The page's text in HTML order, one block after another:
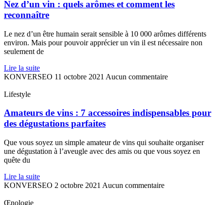
Nez d’un vin : quels arômes et comment les
reconnaître
Le nez d’un être humain serait sensible à 10 000 arômes différents
environ. Mais pour pouvoir apprécier un vin il est nécessaire non
seulement de
Lire la suite
KONVERSEO 11 octobre 2021 Aucun commentaire
Lifestyle
Amateurs de vins : 7 accessoires indispensables pour
des dégustations parfaites
Que vous soyez un simple amateur de vins qui souhaite organiser
une dégustation à l’aveugle avec des amis ou que vous soyez en
quête du
Lire la suite
KONVERSEO 2 octobre 2021 Aucun commentaire
Œnologie